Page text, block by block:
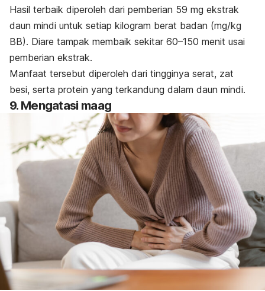
Hasil terbaik diperoleh dari pemberian 59 mg ekstrak
daun mindi untuk setiap kilogram berat badan (mg/kg
BB). Diare tampak membaik sekitar 60–150 menit usai
pemberian ekstrak.
Manfaat tersebut diperoleh dari tingginya serat, zat
besi, serta protein yang terkandung dalam daun mindi.
9. Mengatasi maag